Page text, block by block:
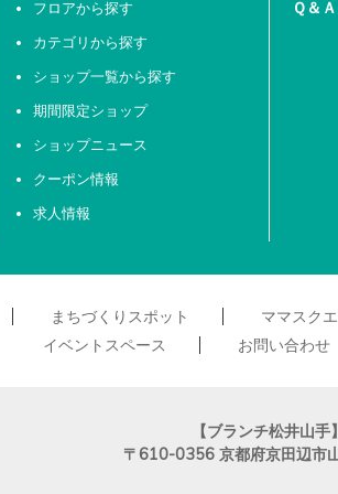
フロアから探す
カテゴリから探す
ショップ一覧から探す
期間限定ショップ
ショップニュース
クーポン情報
求人情報
Ｑ＆Ａ
まちづくりスポット ママスク
イベントスペース
お問い合わせ
【ブランチ松井山手】
〒610-0356 京都府京田辺市